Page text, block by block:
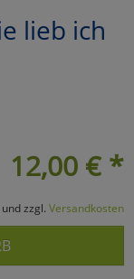
lieb ich
12,00 € *
zzgl. Versandkosten